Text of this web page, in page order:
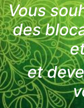
Vous
des
et